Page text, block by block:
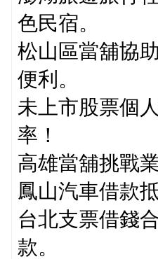
色民宿。
松山區當舖協
便利。
未上市股票個
率！
高雄當舖挑戰
鳳山汽車借款
台北支票借錢
款。